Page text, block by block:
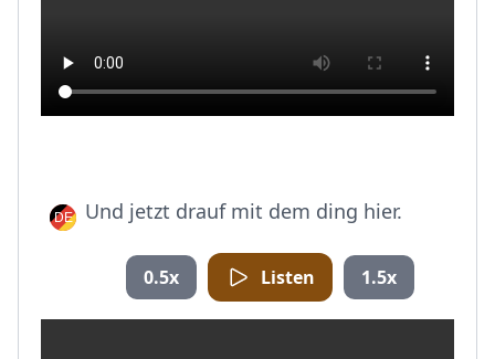
Und jetzt drauf mit dem ding hier.
0.5x Listen 1.5x